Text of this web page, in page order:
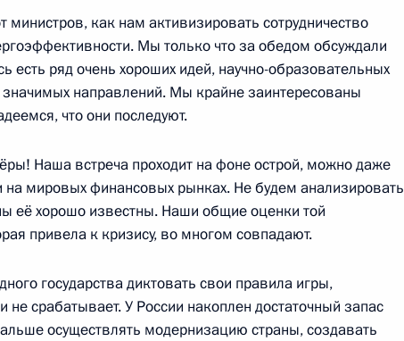
Кремль
Москва, Кремль
Республики Корея Ли Мён Баком
Кремль
как нам активизировать сотрудничество
Мы только что за обедом обсуждали
есть ряд очень хороших идей, научно-образовательных
направлений. Мы крайне заинтересованы
что они последуют.
Наша встреча проходит на фоне острой, можно даже
на мировых финансовых рынках. Не будем анализировать
её хорошо известны. Наши общие оценки той
привела к кризису, во многом совпадают.
государства диктовать свои правила игры,
не срабатывает. У России накоплен достаточный запас
осуществлять модернизацию страны, создавать